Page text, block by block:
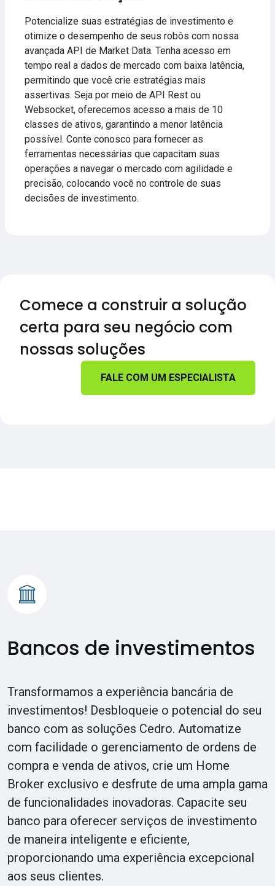
Potencialize suas estratégias de investimento e
otimize o desempenho de seus robôs com nossa
avançada API de Market Data. Tenha acesso em
tempo real a dados de mercado com baixa latência,
permitindo que você crie estratégias mais
assertivas. Seja por meio de API Rest ou
Websocket, oferecemos acesso a mais de 10
classes de ativos, garantindo a menor latência
possível. Conte conosco para fornecer as
ferramentas necessárias que capacitam suas
operações a navegar o mercado com agilidade e
precisão, colocando você no controle de suas
decisões de investimento.
Comece a construir a solução
certa para seu negócio com
nossas soluções
FALE COM UM ESPECIALISTA
Bancos de investimentos
Transformamos a experiência bancária de
investimentos! Desbloqueie o potencial do seu
banco com as soluções Cedro. Automatize
com facilidade o gerenciamento de ordens de
compra e venda de ativos, crie um Home
Broker exclusivo e desfrute de uma ampla gama
de funcionalidades inovadoras. Capacite seu
banco para oferecer serviços de investimento
de maneira inteligente e eficiente,
proporcionando uma experiência excepcional
aos seus clientes.